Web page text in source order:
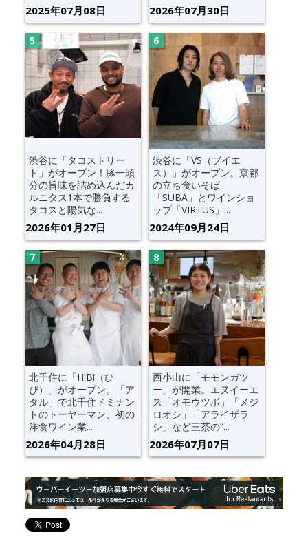
2025年07月08日 2026年07月30日
渋谷に「タコストリー
ト」がオープン！豚一頭
分の旨味を詰め込んだカ
ルニタス1本で勝負する
タコスと陽気な...
2026年01月27日
渋谷に「VS（ブイエ
ス）」がオープン。京都
の立ち食いそば
「SUBA」とワインショ
ップ「VIRTUS」...
2024年09月24日
北千住に「HiBi（ひ
び）」がオープン。「ア
タル」で北千住ドミナン
トのトーヤーマン、初の
洋食ワイン業...
2026年04月28日
西小山に「モモンガツ
ー」が開業。エヌイーエ
ス「オモウツボ」「メジ
ロオシ」「アライザラ
シ」など三茶の“...
2026年07月07日